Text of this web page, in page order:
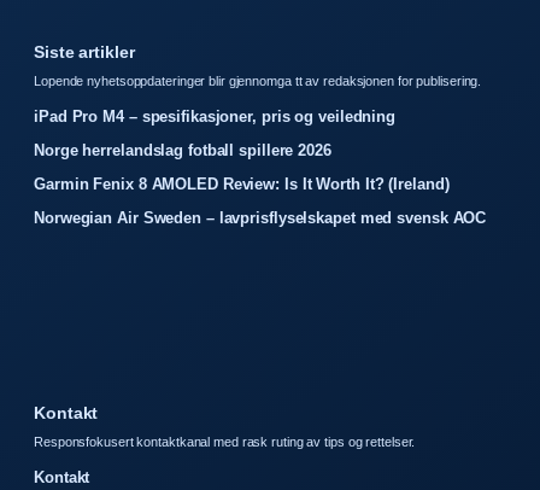
Siste artikler
Lopende nyhetsoppdateringer blir gjennomga tt av redaksjonen for publisering.
iPad Pro M4 – spesifikasjoner, pris og veiledning
Norge herrelandslag fotball spillere 2026
Garmin Fenix 8 AMOLED Review: Is It Worth It? (Ireland)
Norwegian Air Sweden – lavprisflyselskapet med svensk AOC
Kontakt
Responsfokusert kontaktkanal med rask ruting av tips og rettelser.
Kontakt